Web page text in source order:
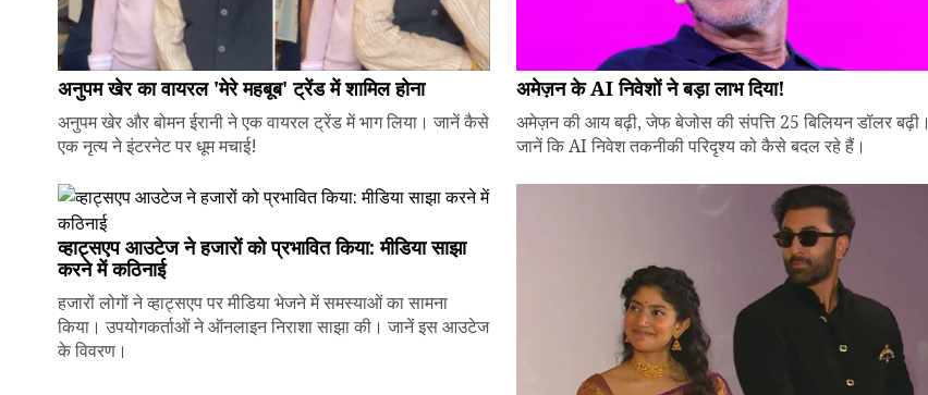
अनुपम खेर का वायरल 'मेरे महबूब' ट्रेंड में शामिल होना
अनुपम खेर और बोमन ईरानी ने एक वायरल ट्रेंड में भाग लिया। जानें कैसे
एक नृत्य ने इंटरनेट पर धूम मचाई!
अमेज़न के AI निवेशों ने बड़ा लाभ दिया!
अमेज़न की आय बढ़ी, जेफ बेजोस की संपत्ति 25 बिलियन डॉलर बढ़ी।
जानें कि AI निवेश तकनीकी परिदृश्य को कैसे बदल रहे हैं।
व्हाट्सएप आउटेज ने हजारों को प्रभावित किया: मीडिया साझा
करने में कठिनाई
हजारों लोगों ने व्हाट्सएप पर मीडिया भेजने में समस्याओं का सामना
किया। उपयोगकर्ताओं ने ऑनलाइन निराशा साझा की। जानें इस आउटेज
के विवरण।